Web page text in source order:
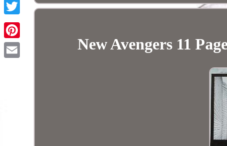
New Avengers 11